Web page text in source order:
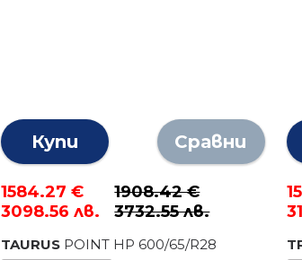
Купи Сравни
1584.27 €
3098.56 лв.
1908.42 €
3732.55 лв.
TAURUS POINT HP 600/65/R28